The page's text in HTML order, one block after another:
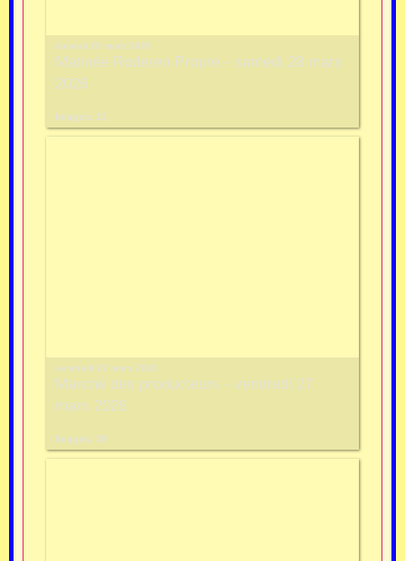
samedi 28 mars 2026
Matinée Roderen Propre - samedi 28 mars
2026
Images: 13
vendredi 27 mars 2026
Marché des producteurs - vendredi 27
mars 2026
Images: 39